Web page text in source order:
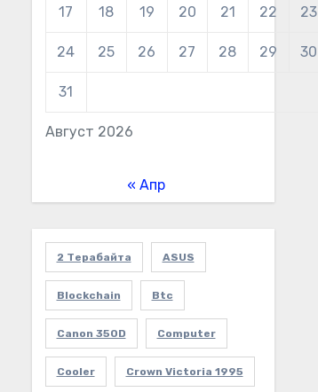
Август 2026
17 18 19 20 21 22 23
24 25 26 27 28 29 30
31
« Апр
2 Терабайта ASUS
Blockchain Btc
Canon 350D Computer
Cooler Crown Victoria 1995